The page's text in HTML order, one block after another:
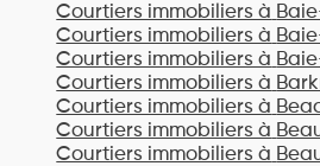
Courtiers immobiliers à
Courtiers immobiliers à
Courtiers immobiliers à
Courtiers immobiliers à
Courtiers immobiliers à
Courtiers immobiliers à
Courtiers immobiliers à